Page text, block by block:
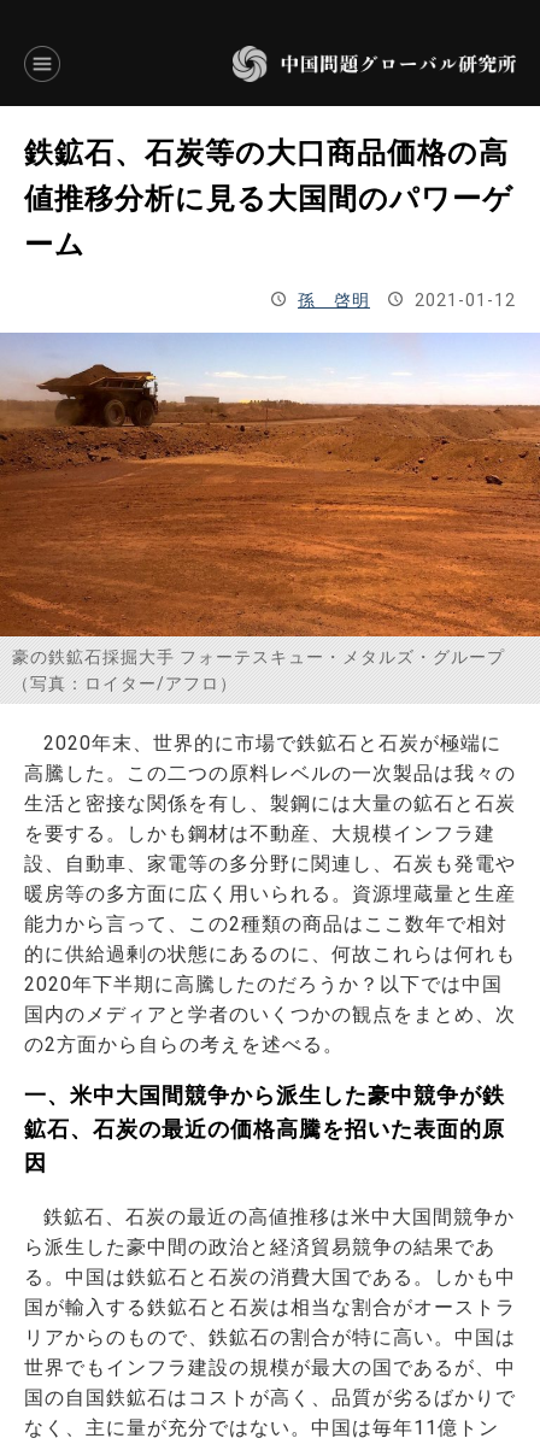
言語別アーカイブ
ENGLISH
JAPANESE
研究員
研究所概要
設立趣意書
お問い合わせ
鉄鉱石、石炭等の大口商品価格の高
値推移分析に見る大国間のパワーゲ
ーム
孫 啓明 2021-01-12
豪の鉄鉱石採掘大手 フォーテスキュー・メタルズ・グループ
（写真：ロイター/アフロ）
2020年末、世界的に市場で鉄鉱石と石炭が極端に
高騰した。この二つの原料レベルの一次製品は我々の
生活と密接な関係を有し、製鋼には大量の鉱石と石炭
を要する。しかも鋼材は不動産、大規模インフラ建
設、自動車、家電等の多分野に関連し、石炭も発電や
暖房等の多方面に広く用いられる。資源埋蔵量と生産
能力から言って、この2種類の商品はここ数年で相対
的に供給過剰の状態にあるのに、何故これらは何れも
2020年下半期に高騰したのだろうか？以下では中国
国内のメディアと学者のいくつかの観点をまとめ、次
の2方面から自らの考えを述べる。
一、米中大国間競争から派生した豪中競争が鉄
鉱石、石炭の最近の価格高騰を招いた表面的原
因
鉄鉱石、石炭の最近の高値推移は米中大国間競争か
ら派生した豪中間の政治と経済貿易競争の結果であ
る。中国は鉄鉱石と石炭の消費大国である。しかも中
国が輸入する鉄鉱石と石炭は相当な割合がオーストラ
リアからのもので、鉄鉱石の割合が特に高い。中国は
世界でもインフラ建設の規模が最大の国であるが、中
国の自国鉄鉱石はコストが高く、品質が劣るばかりで
なく、主に量が充分ではない。中国は毎年11億トン